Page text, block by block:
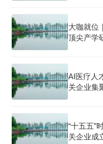
大咖就位
顶尖产学
AI医疗人
关企业集
“十五五”
关企业成